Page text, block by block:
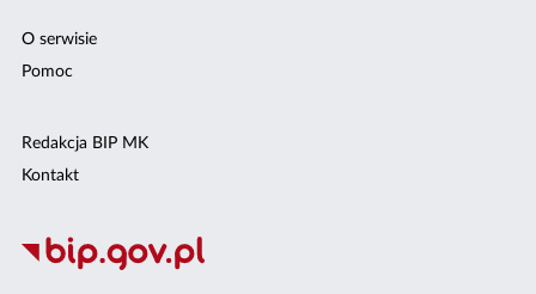
O serwisie
Pomoc
Redakcja BIP MK
Kontakt